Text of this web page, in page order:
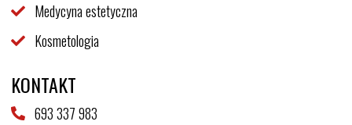
Medycyna estetyczna
Kosmetologia
KONTAKT
693 337 983